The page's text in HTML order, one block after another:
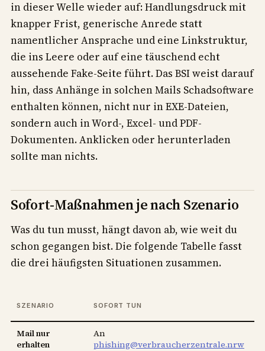
in dieser Welle wieder auf: Handlungsdruck mit
knapper Frist, generische Anrede statt
namentlicher Ansprache und eine Linkstruktur,
die ins Leere oder auf eine täuschend echt
aussehende Fake-Seite führt. Das BSI weist darauf
hin, dass Anhänge in solchen Mails Schadsoftware
enthalten können, nicht nur in EXE-Dateien,
sondern auch in Word-, Excel- und PDF-
Dokumenten. Anklicken oder herunterladen
sollte man nichts.
Sofort-Maßnahmen je nach Szenario
Was du tun musst, hängt davon ab, wie weit du
schon gegangen bist. Die folgende Tabelle fasst
die drei häufigsten Situationen zusammen.
SZENARIO SOFORT TUN
Mail nur
erhalten
An
phishing@verbraucherzentrale.nrw